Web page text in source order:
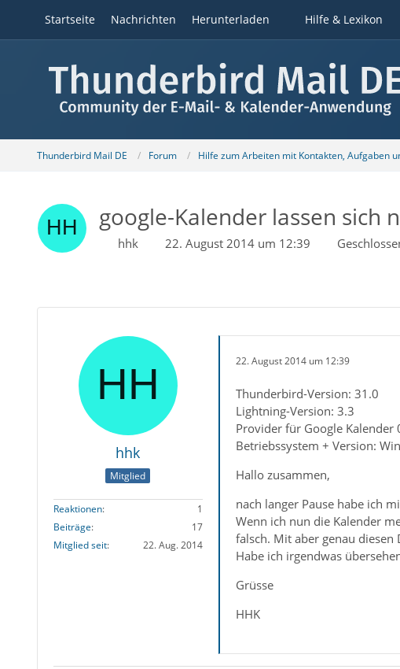
Startseite Nachrichten Herunterladen Hilfe & Lexikon
Thunderbird Mail DE Forum Hilfe zum Arbeiten mit Kontakten, Aufgaben
google-Kalender lassen sich
hhk 22. August 2014 um 12:39
hhk
Mitglied
Reaktionen
1
Beiträge
17
Mitglied seit
22. Aug. 2014
22. August 2014 um 12:39
Thunderbird-Version: 31.0
Lightning-Version: 3.3
Provider für Google Kalender
Betriebssystem + Version:
Hallo zusammen,
nach langer Pause habe ich
Wenn ich nun die Kalender
falsch. Mit aber genau
Habe ich irgendwas
Grüsse
HHK